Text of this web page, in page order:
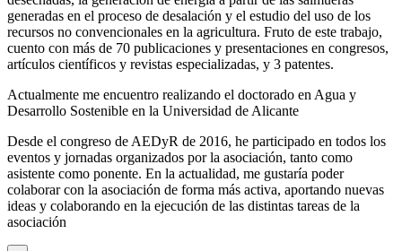
generadas en el proceso de desalación y el estudio del uso de los
recursos no convencionales en la agricultura. Fruto de este trabajo,
cuento con más de 70 publicaciones y presentaciones en congresos,
artículos científicos y revistas especializadas, y 3 patentes.
Actualmente me encuentro realizando el doctorado en Agua y
Desarrollo Sostenible en la Universidad de Alicante
Desde el congreso de AEDyR de 2016, he participado en todos los
eventos y jornadas organizados por la asociación, tanto como
asistente como ponente. En la actualidad, me gustaría poder
colaborar con la asociación de forma más activa, aportando nuevas
ideas y colaborando en la ejecución de las distintas tareas de la
asociación